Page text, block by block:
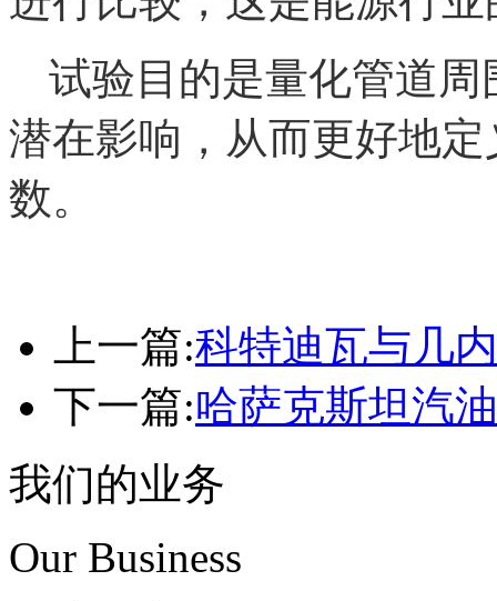
试验目的是量化管道
潜在影响，从而更好地
数。
上一篇:科特迪瓦与几
下一篇:哈萨克斯坦汽
我们的业务
Our Business